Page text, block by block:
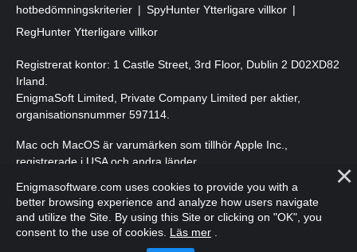
hotbedömningskriterier
SpyHunter Ytterligare villkor
RegHunter Ytterligare villkor
Registrerat kontor: 1 Castle Street, 3rd Floor, Dublin 2 D02XD82
Irland.
EnigmaSoft Limited, Private Company Limited per aktier,
organisationsnummer 597114.
Mac och MacOS är varumärken som tillhör Apple Inc.,
registrerade i USA och andra länder.
Upphovsrätt 2016-2026. EnigmaSoft Ltd. Med ensamrätt.
Enigmasoftware.com uses cookies to provide you with a
better browsing experience and analyze how users navigate
and utilize the Site. By using this Site or clicking on "OK", you
consent to the use of cookies. Läs mer